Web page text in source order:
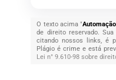
O texto acima "
de direito reservado.
citando nossos links, é
Plágio é crime e está
Lei n° 9.610-98 sobre